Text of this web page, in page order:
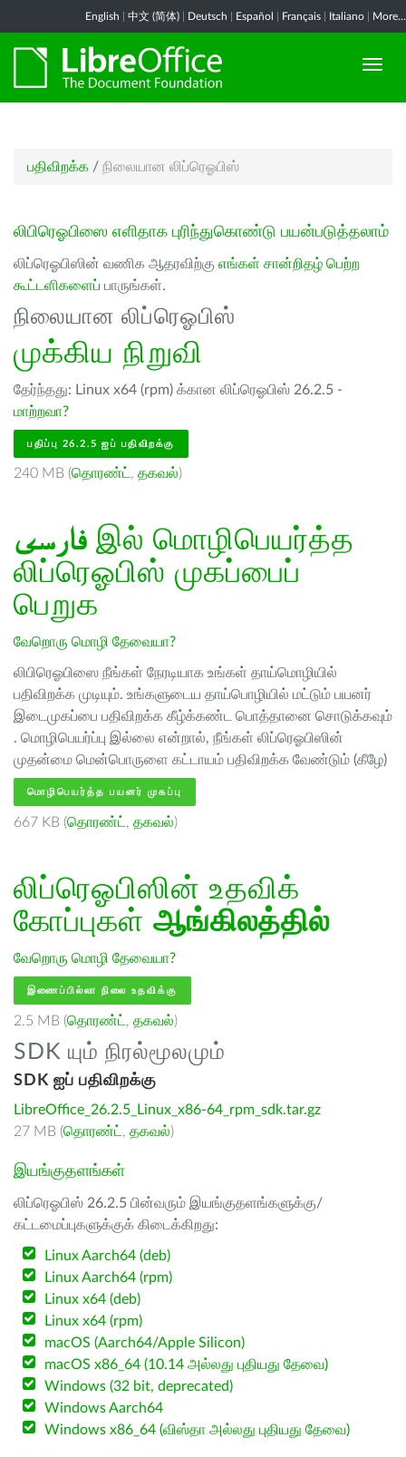
English 中文 (简体) Deutsch Español Français Italiano More...
பதிவிறக்க / நிலையான லிப்ரெஓபிஸ்
லிபிரெஓபிஸை எளிதாக புரிந்துகொண்டு பயன்படுத்தலாம்
லிப்ரெஓபிஸின் வணிக ஆதரவிற்கு எங்கள் சான்றிதழ் பெற்ற
கூட்டளிகளைப் பாருங்கள்.
நிலையான லிப்ரெஓபிஸ்
முக்கிய நிறுவி
தேர்ந்தது: Linux x64 (rpm) க்கான லிப்ரெஓபிஸ் 26.2.5 -
மாற்றவா?
பதிப்பு 26.2.5 ஐப் பதிவிறக்கு
240 MB (தொரண்ட் , தகவல்)
فارسى இல் மொழிபெயர்த்த
லிப்ரெஓபிஸ் முகப்பைப்
பெறுக
வேறொரு மொழி தேவையா?
லிபிரெஓபிஸை நீங்கள் நேரடியாக உங்கள் தாய்மொழியில்
பதிவிறக்க முடியும். உங்களுடைய தாய்பொழியில் மட்டும் பயனர்
இடைமுகப்பை பதிவிறக்க கீழ்க்கண்ட பொத்தானை சொடுக்கவும்
. மொழிபெயர்ப்பு இல்லை என்றால், நீங்கள் லிப்ரெஓபிஸின்
முதன்மை மென்பொருளை கட்டாயம் பதிவிறக்க வேண்டும் (கீழே)
மொழிபெயர்த்த பயனர் முகப்பு
667 KB (தொரண்ட் , தகவல்)
லிப்ரெஓபிஸின் உதவிக்
கோப்புகள் ஆங்கிலத்தில்
வேறொரு மொழி தேவையா?
இணைப்பில்லா நிலை உதவிக்கு
2.5 MB (தொரண்ட் , தகவல்)
SDK யும் நிரல்மூலமும்
SDK ஐப் பதிவிறக்கு
LibreOffice_26.2.5_Linux_x86-64_rpm_sdk.tar.gz
27 MB (தொரண்ட் , தகவல்)
இயங்குதளங்கள்
லிப்ரெஓபிஸ் 26.2.5 பின்வரும் இயங்குதளங்களுக்கு/
கட்டமைப்புகளுக்குக் கிடைக்கிறது:
Linux Aarch64 (deb)
Linux Aarch64 (rpm)
Linux x64 (deb)
Linux x64 (rpm)
macOS (Aarch64/Apple Silicon)
macOS x86_64 (10.14 அல்லது புதியது தேவை)
Windows (32 bit, deprecated)
Windows Aarch64
Windows x86_64 (விஸ்தா அல்லது புதியது தேவை)